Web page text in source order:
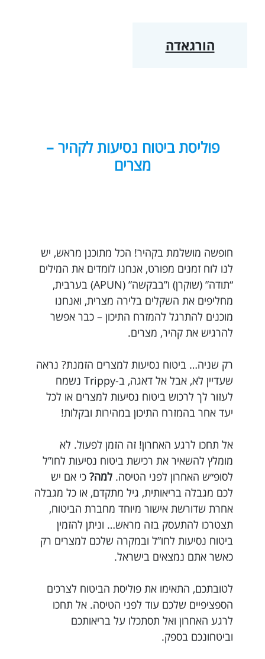
הורגאדה
פוליסת ביטוח נסיעות לקהיר –
מצרים
חופשה מושלמת בקהיר! הכל מתוכנן מראש, יש
לנו לוח זמנים מפורט, אנחנו לומדים את המילים
“תודה” (שוקרן) ו”בבקשה” (APUN) בערבית,
מחליפים את השקלים בלירה מצרית, ואנחנו
מוכנים להתרגל להמזרח התיכון – כבר אפשר
להרגיש את קהיר, מצרים.
רק שניה… ביטוח נסיעות למצרים הזמנת? נראה
שעדיין לא, אבל אל דאגה, ב-Trippy נשמח
לעזור לך לרכוש ביטוח נסיעות למצרים או לכל
יעד אחר בהמזרח התיכון במהירות ובקלות!
אל תחכו לרגע האחרון! זה הזמן לפעול. לא
מומלץ להשאיר את רכישת ביטוח נסיעות לחו”ל
לסופ״ש האחרון לפני הטיסה. למה? כי אם יש
לכם מגבלה בריאותית, גיל מתקדם, או כל מגבלה
אחרת שדורשת אישור מיוחד מחברת הביטוח,
תצטרכו להתעסק בזה מראש… וניתן להזמין
ביטוח נסיעות לחו”ל ובמקרה שלכם למצרים רק
כאשר אתם נמצאים בישראל.
לטובתכם, התאימו את פוליסת הביטוח לצרכים
הספציפיים שלכם עוד לפני הטיסה. אל תחכו
לרגע האחרון ואל תסתכלו על בריאותכם
וביטחונכם בספק.